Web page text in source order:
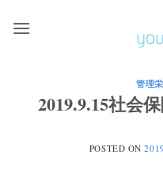
管理
2019.9.15社会
POSTED ON